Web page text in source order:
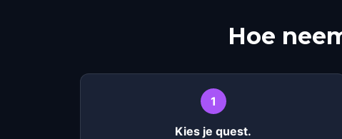
Hoe
1
Kies je quest.